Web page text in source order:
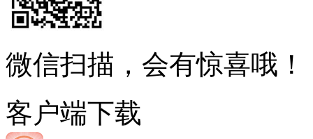
微信扫描，会有惊喜哦！
客户端下载